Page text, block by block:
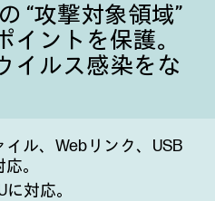
“攻撃対象領域”
イントを保護。
イルス感染をな
ル、Webリンク、USB
。
対応。